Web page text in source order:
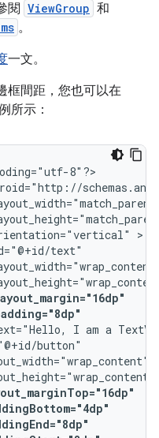
閱 ViewGroup 和
。
一文。
框間距，您也可以在
所示：
I am a